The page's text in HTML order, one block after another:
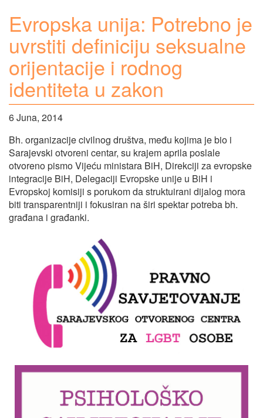
Evropska unija: Potrebno je
uvrstiti definiciju seksualne
orijentacije i rodnog
identiteta u zakon
6 Juna, 2014
Bh. organizacije civilnog društva, među kojima je bio i
Sarajevski otvoreni centar, su krajem aprila poslale
otvoreno pismo Vijeću ministara BiH, Direkciji za evropske
integracije BiH, Delegaciji Evropske unije u BiH i
Evropskoj komisiji s porukom da struktuirani dijalog mora
biti transparentniji i fokusiran na širi spektar potreba bh.
građana i građanki.